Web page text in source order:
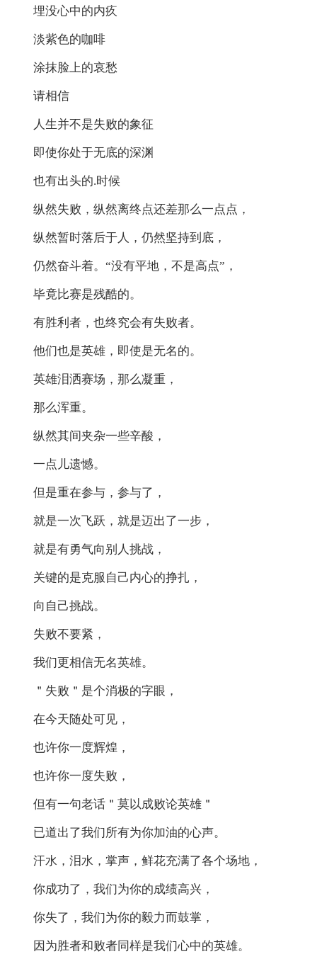
埋没心中的内疚
淡紫色的咖啡
涂抹脸上的哀愁
请相信
人生并不是失败的象征
即使你处于无底的深渊
也有出头的.时候
纵然失败，纵然离终点还差那么一点点，
纵然暂时落后于人，仍然坚持到底，
仍然奋斗着。“没有平地，不是高点”，
毕竟比赛是残酷的。
有胜利者，也终究会有失败者。
他们也是英雄，即使是无名的。
英雄泪洒赛场，那么凝重，
那么浑重。
纵然其间夹杂一些辛酸，
一点儿遗憾。
但是重在参与，参与了，
就是一次飞跃，就是迈出了一步，
就是有勇气向别人挑战，
关键的是克服自己内心的挣扎，
向自己挑战。
失败不要紧，
我们更相信无名英雄。
＂失败＂是个消极的字眼，
在今天随处可见，
也许你一度辉煌，
也许你一度失败，
但有一句老话＂莫以成败论英雄＂
已道出了我们所有为你加油的心声。
汗水，泪水，掌声，鲜花充满了各个场地，
你成功了，我们为你的成绩高兴，
你失了，我们为你的毅力而鼓掌，
因为胜者和败者同样是我们心中的英雄。